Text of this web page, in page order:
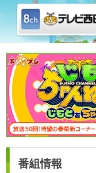
番組情報